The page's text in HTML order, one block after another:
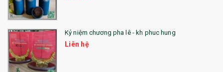
Kỷ niệm chương pha lê - kh phuc hung
Liên hệ